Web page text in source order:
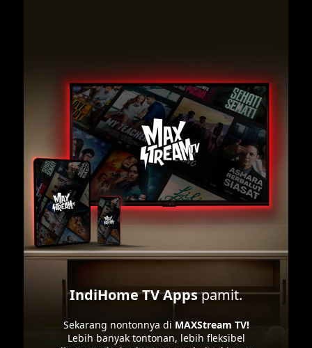
IndiHome TV Appspamit.
Sekarang nontonnya di MAXStream TV!
Lebih banyak tontonan, lebih fleksibel